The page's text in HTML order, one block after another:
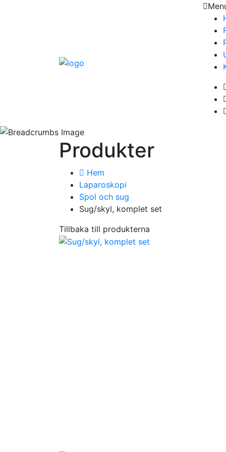
Produkter
Hem
Laparoskopi
Spol och sug
Sug/skyl, komplet set
Tillbaka till produkterna